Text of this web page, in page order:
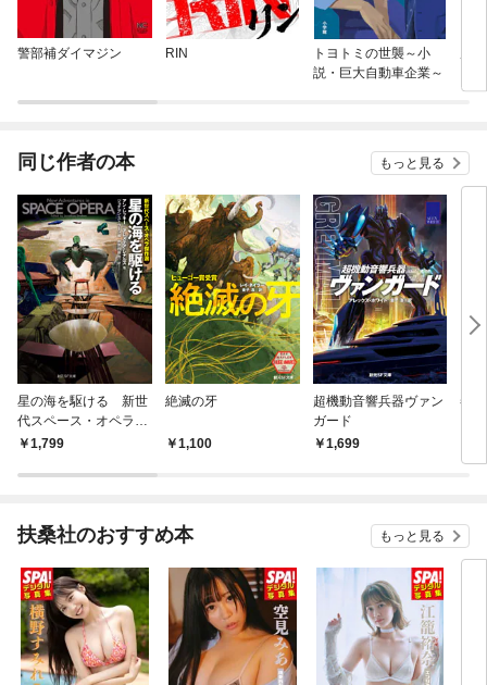
警部補ダイマジン RIN
トヨトミの世襲～小
説・巨大自動車企業～
同じ作者の本 もっと見る
星の海を駆ける 新世
代スペース・オペラ傑
作選1,799
絶滅の牙
1,100
超機動音響兵器ヴァン
ガード
1,699
冬
扶桑社のおすすめ本 もっと見る